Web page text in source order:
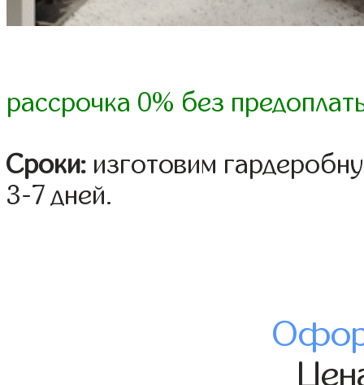
рассрочка 0% без
Сроки: изготовим
3-7 дней.